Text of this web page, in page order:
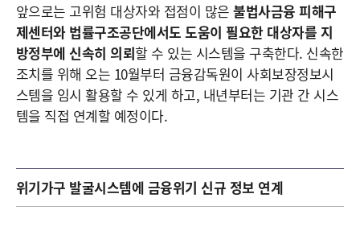
앞으로는 고위험 대상자와 접점이 많은 불법사금융 피해구
제센터와 법률구조공단에서도 도움이 필요한 대상자를 지
방정부에 신속히 의뢰할 수 있는 시스템을 구축한다. 신속한
조치를 위해 오는 10월부터 금융감독원이 사회보장정보시
스템을 임시 활용할 수 있게 하고, 내년부터는 기관 간 시스
템을 직접 연계할 예정이다.
위기가구 발굴시스템에 금융위기 신규 정보 연계